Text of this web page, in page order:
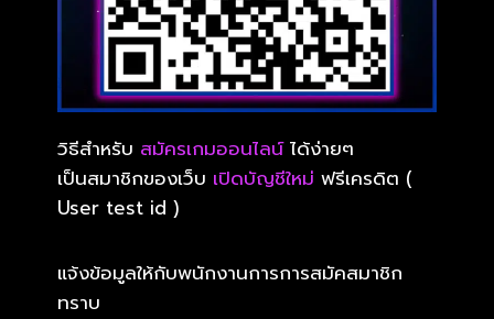
วิธีสำหรับ สมัครเกมออนไลน์ได้ง่ายๆ
เป็นสมาชิกของเว็บ เปิดบัญชีใหม่ ฟรีเครดิต (
User test id )
แจ้งข้อมูลให้กับพนักงานการการสมัคสมาชิก
ทราบ